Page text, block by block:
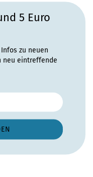
5 Euro
zu neuen
neu eintreffende